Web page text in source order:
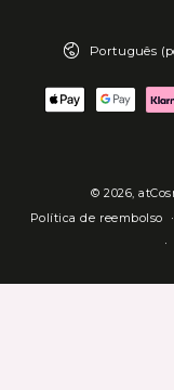
© 2026,
Política de reembolso
Português
Métodos